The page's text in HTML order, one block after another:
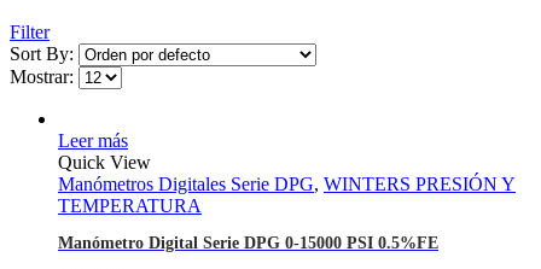
Filter
Sort By:
Mostrar:
Leer más
Quick View
Manómetros Digitales Serie DPG, WINTERS PRESIÓN Y
TEMPERATURA
Manómetro Digital Serie DPG 0-15000 PSI 0.5%FE